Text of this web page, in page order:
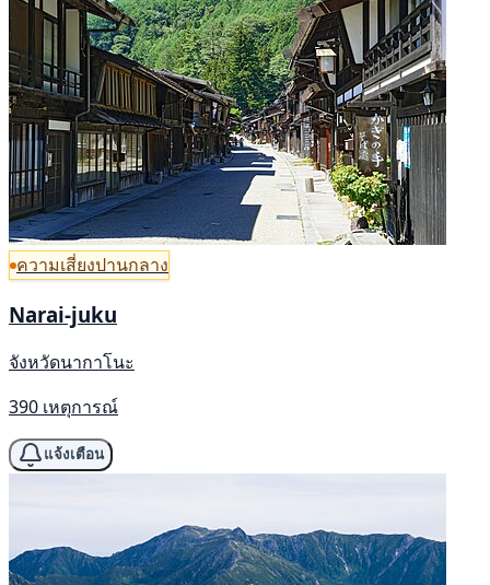
ความเสี่ยงปานกลาง
Narai-juku
จังหวัดนากาโนะ
390 เหตุการณ์
แจ้งเตือน